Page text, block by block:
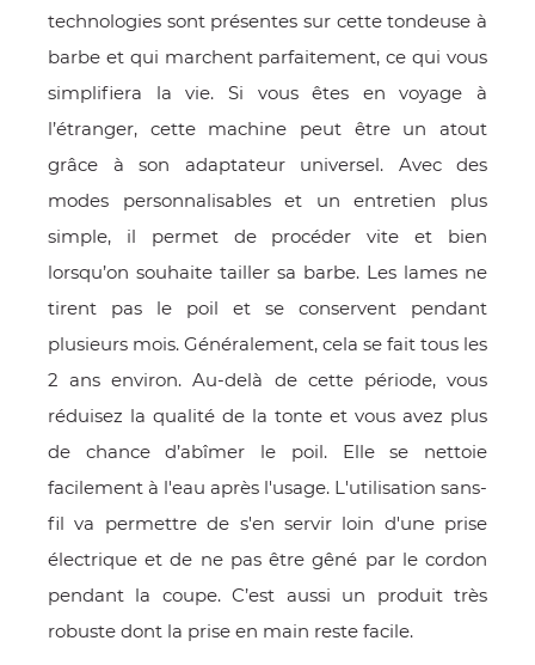
technologies sont présentes sur cette tondeuse à
barbe et qui marchent parfaitement, ce qui vous
simplifiera la vie. Si vous êtes en voyage à
l’étranger, cette machine peut être un atout
grâce à son adaptateur universel. Avec des
modes personnalisables et un entretien plus
simple, il permet de procéder vite et bien
lorsqu’on souhaite tailler sa barbe. Les lames ne
tirent pas le poil et se conservent pendant
plusieurs mois. Généralement, cela se fait tous les
2 ans environ. Au-delà de cette période, vous
réduisez la qualité de la tonte et vous avez plus
de chance d’abîmer le poil. Elle se nettoie
facilement à l'eau après l'usage. L'utilisation sans-
fil va permettre de s'en servir loin d'une prise
électrique et de ne pas être gêné par le cordon
pendant la coupe. C’est aussi un produit très
robuste dont la prise en main reste facile.